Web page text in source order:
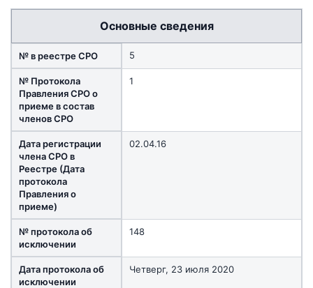
Основные сведения
№ в реестре СРО 5
№ Протокола
Правления СРО о
приеме в состав
членов СРО
1
Дата регистрации
члена СРО в
Реестре (Дата
протокола
Правления о
приеме)
02.04.16
№ протокола об
исключении
148
Дата протокола об
исключении
Четверг, 23 июля 2020